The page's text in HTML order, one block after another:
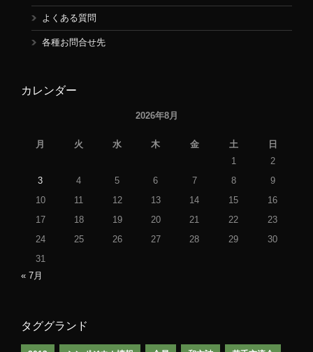
よくある質問
各種お問合せ先
カレンダー
2026年8月
月 火 水 木 金 土
日
1
2
3
4 5 6 7 8
9
10
11 12 13 14 15
16
17
18 19 20 21 22
23
24
25 26 27 28 29
30
31
« 7月
タググランド